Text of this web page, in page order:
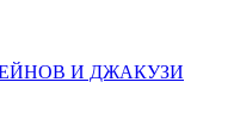
И ДЖАКУЗИ